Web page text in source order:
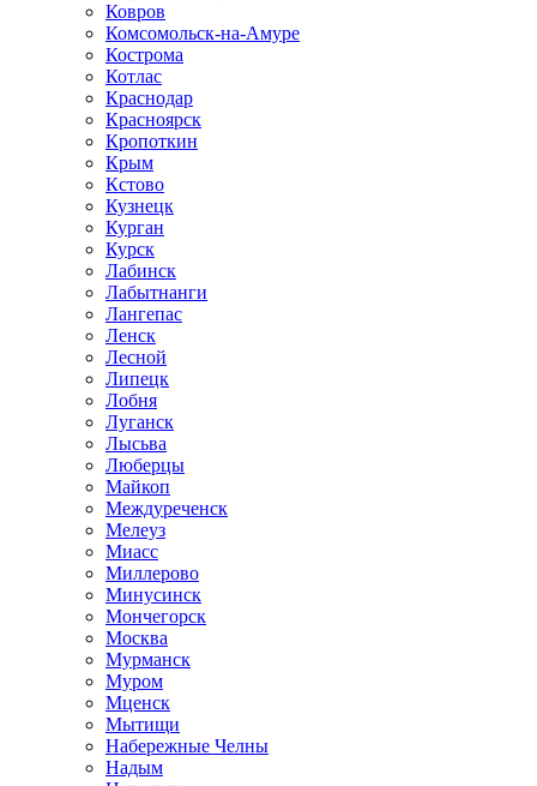
Ковров
Комсомольск-на-Амуре
Кострома
Котлас
Краснодар
Красноярск
Кропоткин
Крым
Кстово
Кузнецк
Курган
Курск
Лабинск
Лабытнанги
Лангепас
Ленск
Лесной
Липецк
Лобня
Луганск
Лысьва
Люберцы
Майкоп
Междуреченск
Мелеуз
Миасс
Миллерово
Минусинск
Мончегорск
Москва
Мурманск
Муром
Мценск
Мытищи
Набережные Челны
Надым